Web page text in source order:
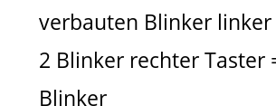
verbauten Blinker linker
2 Blinker rechter Taster
Blinker